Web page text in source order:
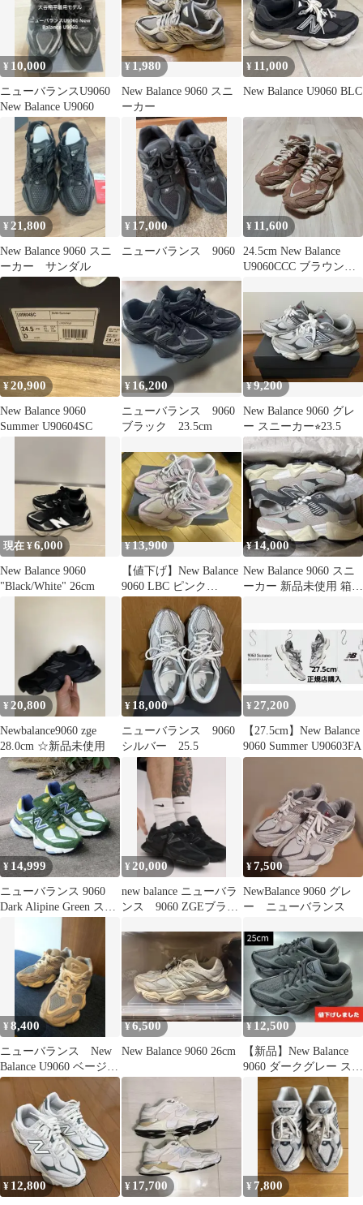
ルフ/アリドストー
ン" U9060LBA
¥ 10,000
ニューバランスU9060
New Balance U9060
¥1,980
New Balance 9060 スニ
ーカー
¥ 11,000
New Balance U9060 BLC
¥ 21,800
New Balance 9060 スニ
ーカー サンダル
¥ 17,000
ニューバランス 9060
¥ 11,600
24.5cm New Balance
U9060CCC ブラウン
¥20,900
New Balance 9060
Summer U90604SC
¥ 16,200
ニューバランス 9060
ブラック 23.5cm
¥9,200
New Balance 9060 グレ
ー スニーカー⭐︎23.5
現在 ¥6,000
New Balance 9060
"Black/White" 26cm
¥13,900
【値下げ】New Balance
9060 LBC ピンク
27.0cm
¥14,000
New Balance 9060 スニ
ーカー 新品未使用 箱付
¥20,800
Newbalance9060 zge
28.0cm ☆新品未使用
¥ 18,000
ニューバランス 9060
シルバー 25.5
¥27,200
【27.5cm】New Balance
9060 Summer U90603FA
¥ 14,999
ニューバランス 9060
Dark Alipine Green スニ
¥ 20,000
new balance ニューバラ
ンス 9060 ZGEブラッ
¥7,500
NewBalance 9060 グレ
ー ニューバランス
¥8,400
ニューバランス New
Balance U9060 ベージュ
スニーカー 23.5
¥6,500
New Balance 9060 26cm
¥12,500
【新品】New Balance
9060 ダークグレー スニ
¥ 12,800 ¥ 17,700 ¥ 7,800